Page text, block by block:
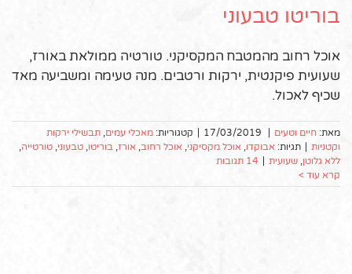
בוריטו טבעוני
אוכל רחוב מהמטבח המקסיקני. טורטיה ממולאת באורז,
שעועית פיקנטית, ירקות ורטבים. מנה טעימה ומשביעה מאד
שכיף לאכול.
מאת: חיים וטעים 17/03/2019 קטגוריות: מאכלי עמים, תבשילי ירקות
וקטניות
תגיות: אבוקדו, אוכל מקסיקני, אוכל רחוב, אורז, בוריטו, טבעוני, טורטייה,
ללא גלוטן, שעועית
14 תגובות
קרא עוד >